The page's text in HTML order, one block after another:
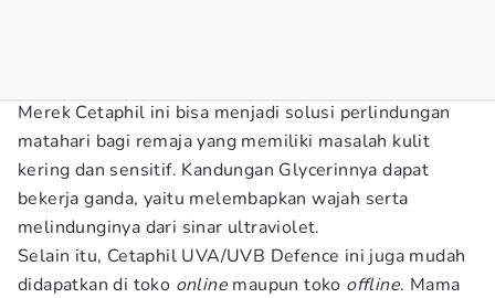
Merek Cetaphil ini bisa menjadi solusi perlindungan
matahari bagi remaja yang memiliki masalah kulit
kering dan sensitif. Kandungan Glycerinnya dapat
bekerja ganda, yaitu melembapkan wajah serta
melindunginya dari sinar ultraviolet.
Selain itu, Cetaphil UVA/UVB Defence ini juga mudah
didapatkan di toko online maupun toko offline. Mama